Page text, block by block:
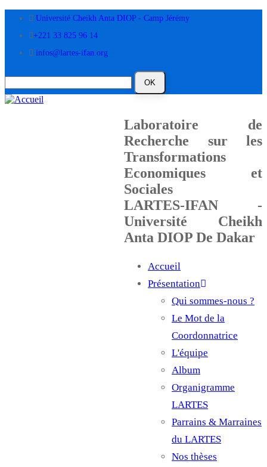
contenu
Université Cheikh Anta DIOP - Camp Jérémy
+221 33 825 96 14
infos@lartes-ifan.org
Laboratoire de
Recherche sur les
Transformations
Economiques et
Sociales
LARTES-IFAN -
Université Cheikh
Anta DIOP De Dakar
Main
navigation
Accueil
Présentation
Qui sommes-nous ?
Le Mot de la
Coordonnatrice
L'équipe
Album
Organigramme
LARTES
Parrains & Marraines
du LARTES
Nos thèses